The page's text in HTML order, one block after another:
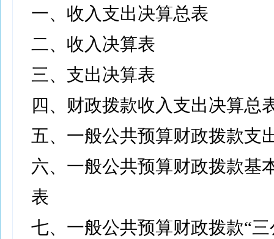
一、收入支出决算总表
二、收入决算表
三、支出决算表
四、财政拨款收入支出决算总
五、一般公共预算财政拨款支
六、一般公共预算财政拨款基
表
七、一般公共预算财政拨款“